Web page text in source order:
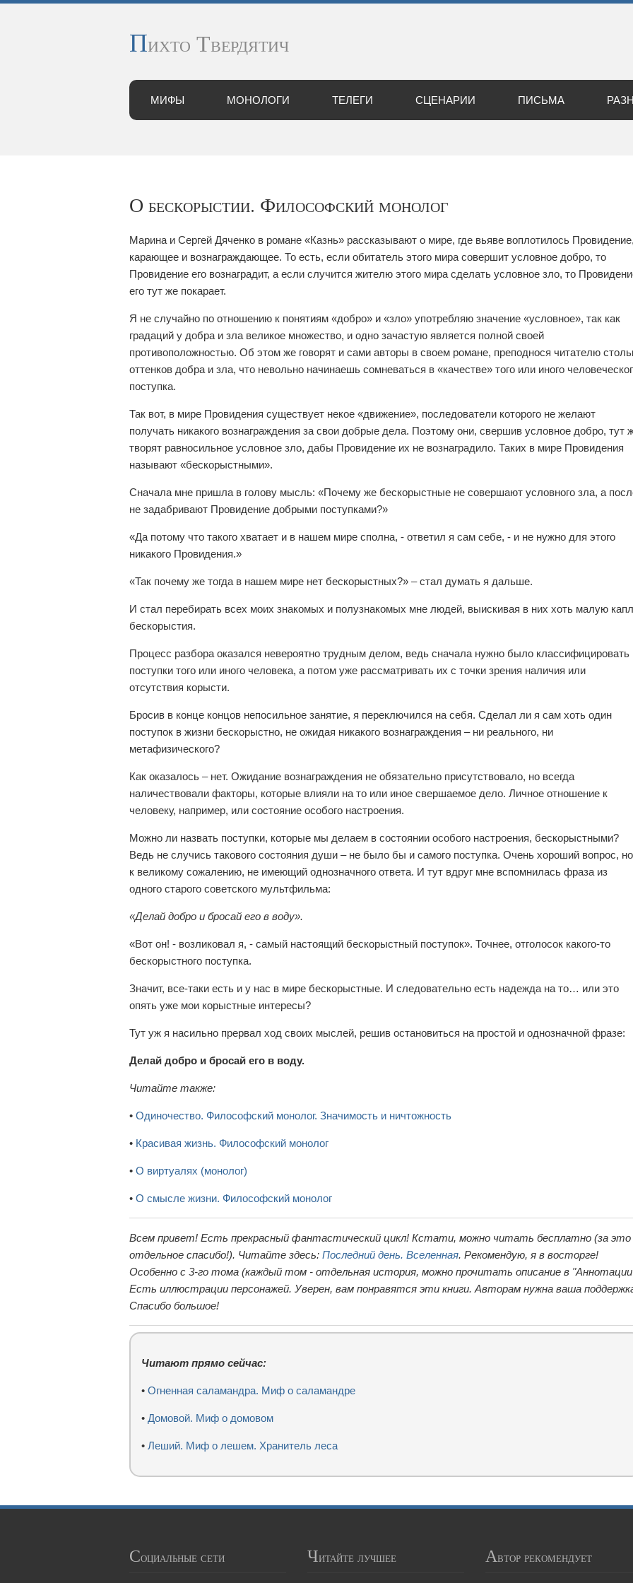
Пихто Твердятич
МИФЫ МОНОЛОГИ ТЕЛЕГИ СЦЕНАРИИ ПИСЬМА
О бескорыстии. Философский монолог
Марина и Сергей Дяченко в романе «Казнь» рассказывают о мире, где вьяве воплотилось
карающее и вознаграждающее. То есть, если обитатель этого мира совершит условное добро, то
Провидение его вознаградит, а если случится жителю этого мира сделать условное зло, то
его тут же покарает.
Я не случайно по отношению к понятиям «добро» и «зло» употребляю значение «условное», так как
градаций у добра и зла великое множество, и одно зачастую является полной своей
противоположностью. Об этом же говорят и сами авторы в своем романе, преподнося читателю
оттенков добра и зла, что невольно начинаешь сомневаться в «качестве» того или иного
поступка.
Так вот, в мире Провидения существует некое «движение», последователи которого не желают
получать никакого вознаграждения за свои добрые дела. Поэтому они, свершив условное добро, тут
творят равносильное условное зло, дабы Провидение их не вознаградило. Таких в мире Провидения
называют «бескорыстными».
Сначала мне пришла в голову мысль: «Почему же бескорыстные не совершают условного зла, а
не задабривают Провидение добрыми поступками?»
«Да потому что такого хватает и в нашем мире сполна, - ответил я сам себе, - и не нужно для этого
никакого Провидения.»
«Так почему же тогда в нашем мире нет бескорыстных?» – стал думать я дальше.
И стал перебирать всех моих знакомых и полузнакомых мне людей, выискивая в них хоть малую
бескорыстия.
Процесс разбора оказался невероятно трудным делом, ведь сначала нужно было классифицировать
поступки того или иного человека, а потом уже рассматривать их с точки зрения наличия или
отсутствия корысти.
Бросив в конце концов непосильное занятие, я переключился на себя. Сделал ли я сам хоть один
поступок в жизни бескорыстно, не ожидая никакого вознаграждения – ни реального, ни
метафизического?
Как оказалось – нет. Ожидание вознаграждения не обязательно присутствовало, но всегда
наличествовали факторы, которые влияли на то или иное свершаемое дело. Личное отношение к
человеку, например, или состояние особого настроения.
Можно ли назвать поступки, которые мы делаем в состоянии особого настроения, бескорыстными?
Ведь не случись такового состояния души – не было бы и самого поступка. Очень хороший вопрос,
к великому сожалению, не имеющий однозначного ответа. И тут вдруг мне вспомнилась фраза из
одного старого советского мультфильма:
«Делай добро и бросай его в воду».
«Вот он! - возликовал я, - самый настоящий бескорыстный поступок». Точнее, отголосок какого-то
бескорыстного поступка.
Значит, все-таки есть и у нас в мире бескорыстные. И следовательно есть надежда на то… или это
опять уже мои корыстные интересы?
Тут уж я насильно прервал ход своих мыслей, решив остановиться на простой и однозначной фразе:
Делай добро и бросай его в воду.
Читайте также:
• Одиночество. Философский монолог. Значимость и ничтожность
• Красивая жизнь. Философский монолог
• О виртуалях (монолог)
• О смысле жизни. Философский монолог
Всем привет! Есть прекрасный фантастический цикл! Кстати, можно читать бесплатно (за это
отдельное спасибо!). Читайте здесь: Последний день. Вселенная. Рекомендую, я в восторге!
Особенно с 3-го тома (каждый том - отдельная история, можно прочитать описание в
Есть иллюстрации персонажей. Уверен, вам понравятся эти книги. Авторам нужна ваша
Спасибо большое!
Читают прямо сейчас:
• Огненная саламандра. Миф о саламандре
• Домовой. Миф о домовом
• Леший. Миф о лешем. Хранитель леса
Социальные сети Читайте лучшее Автор рекомендует